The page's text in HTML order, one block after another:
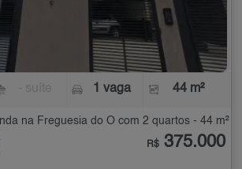
1 vaga 44 m²
na Freguesia do Ó com 2 quartos - 44 m²
R$ 375.000